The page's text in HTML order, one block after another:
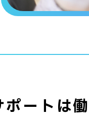
ートは